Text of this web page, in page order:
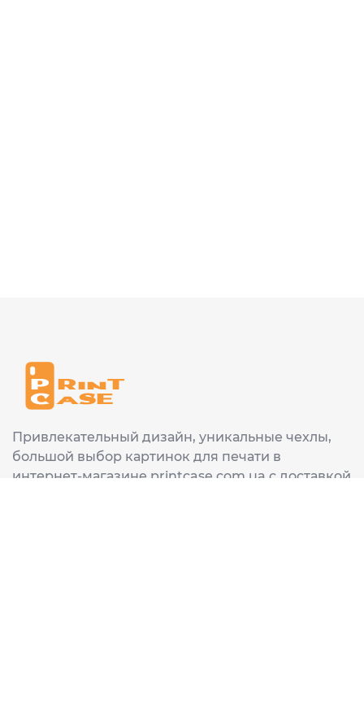
Привлекательный дизайн, уникальные чехлы,
большой выбор картинок для печати в
интернет-магазине printcase.com.ua с доставкой